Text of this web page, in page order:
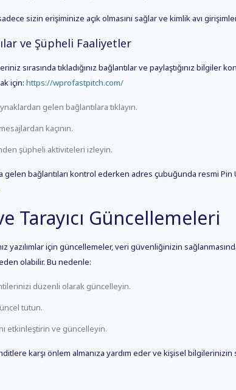
sizin erişiminize açık olmasını sağlar ve kimlik avı
ve Şüpheli Faaliyetler
sırasında tıkladığınız bağlantılar ve paylaştığınız bilgiler
için:https://wprofastpitch.com/
gelen bağlantılara tıklayın.
kaçının.
şüpheli aktiviteleri izleyin.
gelen bağlantıları kontrol ederken adres çubuğunda resmi
Tarayıcı Güncellemeleri
yazılımlar için güncellemeler, veri güvenliğinizin
olabilir. Bu nedenle:
düzenli olarak güncelleyin.
tutun.
etkinleştirin ve güncelleyin.
karşı önlem almanıza yardım eder ve kişisel bilgilerinizin